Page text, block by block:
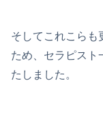
そしてこれこらも
ため、セラピスト
たしました。